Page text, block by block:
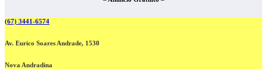
(67) 3441-6574
Av. Eurico Soares Andrade, 1530
Nova Andradina